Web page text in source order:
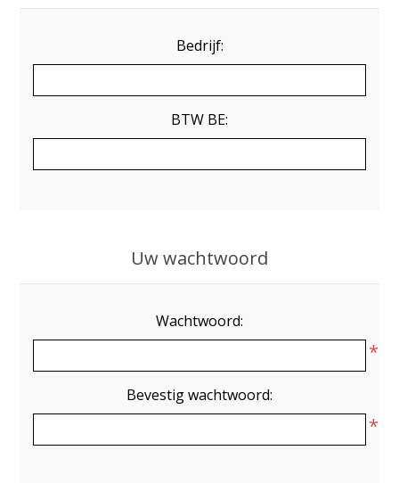
Bedrijf:
BTW BE:
Uw wachtwoord
Wachtwoord:
*
Bevestig wachtwoord:
*